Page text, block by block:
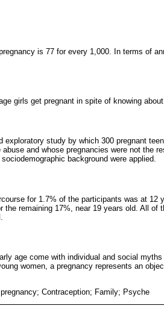
is 77 for every 1,000. In terms of
girls get pregnant in spite of knowing
exploratory study by which 300 pregnant
and whose pregnancies were not the
background were applied.
for 1.7% of the participants was at
the remaining 17%, near 19 years old. All
age come with individual and social
women, a pregnancy represents an
Contraception; Family; Psyche